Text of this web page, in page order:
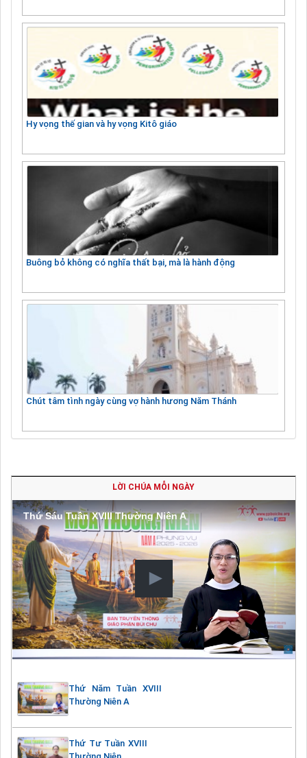
Hy vọng thế gian và hy vọng Kitô giáo
Buông bỏ không có nghĩa thất bại, mà là hành động
Chút tâm tình ngày cùng vợ hành hương Năm Thánh
LỜI CHÚA MỖI NGÀY
Thứ Sáu Tuần XVIII Thường Niên A
Thứ Năm Tuần XVIII
Thường Niên A
Thứ Tư Tuần XVIII